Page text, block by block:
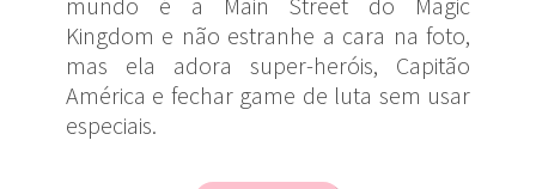
Kingdom e não estranhe a cara na foto,
mas ela adora super-heróis, Capitão
América e fechar game de luta sem usar
especiais.